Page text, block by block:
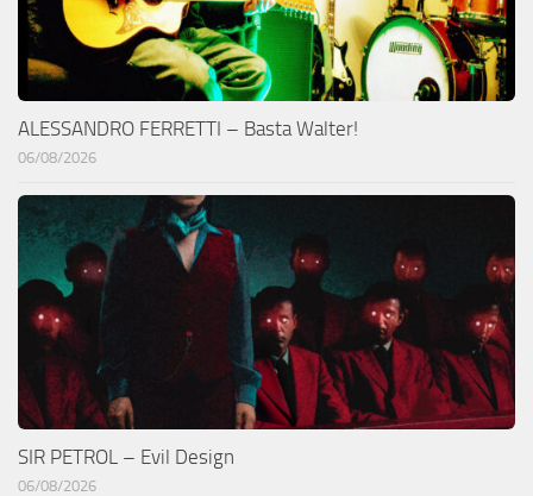
ALESSANDRO FERRETTI – Basta Walter!
06/08/2026
SIR PETROL – Evil Design
06/08/2026